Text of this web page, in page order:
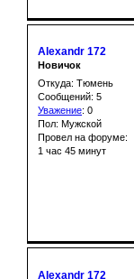
Alexandr 172
Новичок
Откуда: Тюмень
Сообщений: 5
Уважение: 0
Пол: Мужской
Провел на форуме:
1 час 45 минут
Alexandr 172